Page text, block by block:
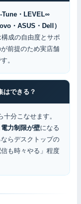
Tune・LEVEL∞
・ASUS・Dell）
成の自由度とサポ
前提のため実店舗
。
はできる？
十分こなせます。
力制限が壁になる
らデスクトップの
も時々やる」程度